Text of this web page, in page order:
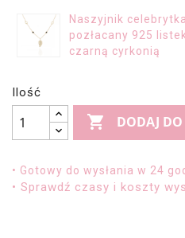
Naszyjnik celebrytka
pozłacany 925
czarną cyrkonią
Ilość
 DODAJ
• Gotowy do wysłania w 24
• Sprawdź czasy i koszty